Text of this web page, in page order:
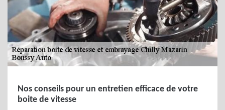
Nos conseils pour un entretien efficace de votre
boite de vitesse